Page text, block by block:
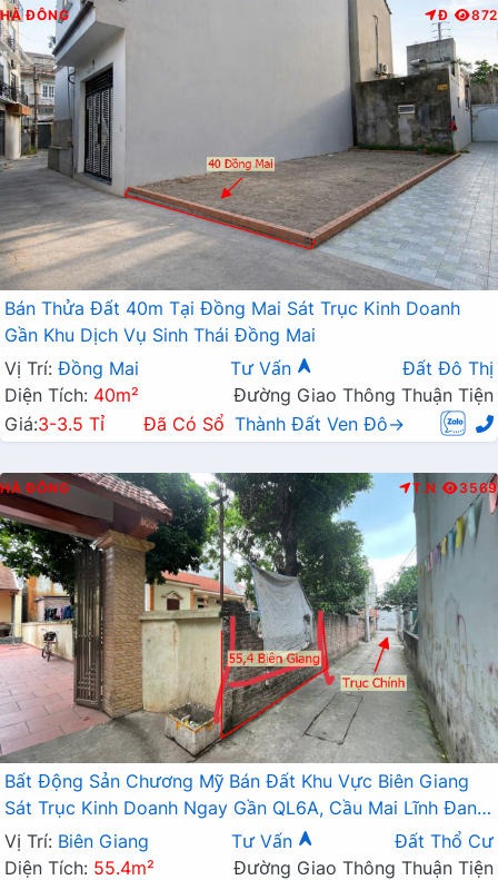
HÀ ĐÔNG Đ 872
Bán Thửa Đất 40m Tại Đồng Mai Sát Trục Kinh Doanh
Gần Khu Dịch Vụ Sinh Thái Đồng Mai
Vị Trí: Đồng Mai Tư Vấn
Đất Đô Thị
Diện Tích: 40m²
Đường Giao Thông Thuận Tiện
Giá:3-3.5 Tỉ Đã Có Sổ Thành Đất Ven Đô→
HÀ ĐÔNG T.N 3569
Bất Động Sản Chương Mỹ Bán Đất Khu Vực Biên Giang
Sát Trục Kinh Doanh Ngay Gần QL6A, Cầu Mai Lĩnh Đang
Mở Rộng
Vị Trí: Biên Giang Tư Vấn
Đất Thổ Cư
Diện Tích: 55.4m²
Đường Giao Thông Thuận Tiện